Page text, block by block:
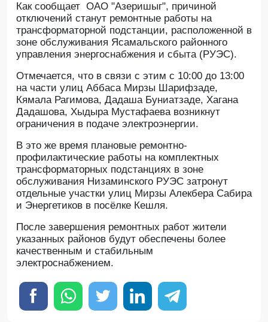
Как сообщает ОАО "Азеришыг", причиной
отключений станут ремонтные работы на
трансформаторной подстанции, расположенной в
зоне обслуживания Ясамальского районного
управления энергоснабжения и сбыта (РУЭС).
Отмечается, что в связи с этим с 10:00 до 13:00
на части улиц Аббаса Мирзы Шарифзаде,
Кямала Рагимова, Дадаша Буниатзаде, Хагана
Дадашова, Хыдыра Мустафаева возникнут
ограничения в подаче электроэнергии.
В это же время плановые ремонтно-
профилактические работы на комплектных
трансформаторных подстанциях в зоне
обслуживания Низаминского РУЭС затронут
отдельные участки улиц Мирзы Алекбера Сабира
и Энергетиков в посёлке Кешля.
После завершения ремонтных работ жители
указанных районов будут обеспечены более
качественным и стабильным
электроснабжением.